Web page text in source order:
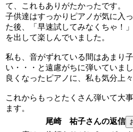
て、これもありがたかったです。
子供達はすっかりピアノが気に入
た後、「早速試してみなくちゃ！
を出して楽しんでいました。
私も、音がずれている間はあまり
い・・・と遠慮がちに弾いていま
良くなったピアノに、私も気分上々
これからもっとたくさん弾いて大
ます。
尾崎 祐子さんの返信